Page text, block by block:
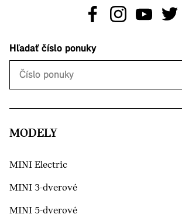
Hľadať číslo ponuky
MODELY
MINI Electric
MINI 3-dverové
MINI 5-dverové